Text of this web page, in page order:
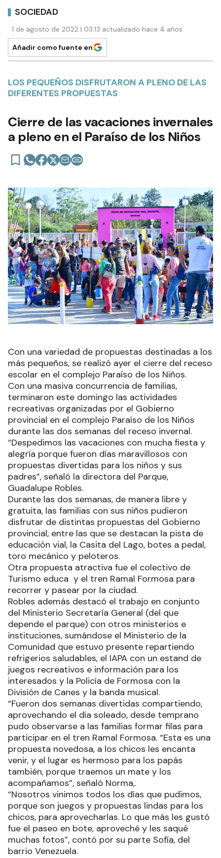
SOCIEDAD
1 de agosto de 2022 | 03:13 actualizado hace 4 años
Añadir como fuente en
LOS PEQUEÑOS DISFRUTARON A PLENO DE LAS
DIFERENTES PROPUESTAS
Cierre de las vacaciones invernales
a pleno en el Paraíso de los Niños
Con una variedad de propuestas destinadas a los
más pequeños, se realizó ayer el cierre del receso
escolar en el complejo Paraíso de los Niños.
Con una masiva concurrencia de familias,
terminaron este domingo las actividades
recreativas organizadas por el Gobierno
provincial en el complejo Paraíso de los Niños
durante las dos semanas del receso invernal.
“Despedimos las vacaciones con mucha fiesta y
alegría porque fueron días maravillosos con
propuestas divertidas para los niños y sus
padres”, señaló la directora del Parque,
Guadalupe Robles.
Durante las dos semanas, de manera libre y
gratuita, las familias con sus niños pudieron
disfrutar de distintas propuestas del Gobierno
provincial, entre las que se destacan la pista de
educación vial, la Casita del Lago, botes a pedal,
toro mecánico y peloteros.
Otra propuesta atractiva fue el colectivo de
Turismo educa y el tren Ramal Formosa para
recorrer y pasear por la ciudad.
Robles además destacó el trabajo en conjunto
del Ministerio Secretaría General (del que
depende el parque) con otros ministerios e
instituciones, sumándose el Ministerio de la
Comunidad que estuvo presente repartiendo
refrigerios saludables, el IAPA con un estand de
juegos recreativos e información para los
interesados y la Policía de Formosa con la
División de Canes y la banda musical.
“Fueron dos semanas divertidas compartiendo,
aprovechando el día soleado, desde temprano
pudo observarse a las familias formar filas para
participar en el tren Ramal Formosa. “Esta es una
propuesta novedosa, a los chicos les encanta
venir, y el lugar es hermoso para los papás
también, porque traemos un mate y los
acompañamos”, señaló Norma,.
“Nosotros vinimos todos los días que pudimos,
porque son juegos y propuestas lindas para los
chicos, para aprovecharlas. Lo que más les gustó
fue el paseo en bote, aproveché y les saqué
muchas fotos”, contó por su parte Sofía, del
barrio Venezuela.